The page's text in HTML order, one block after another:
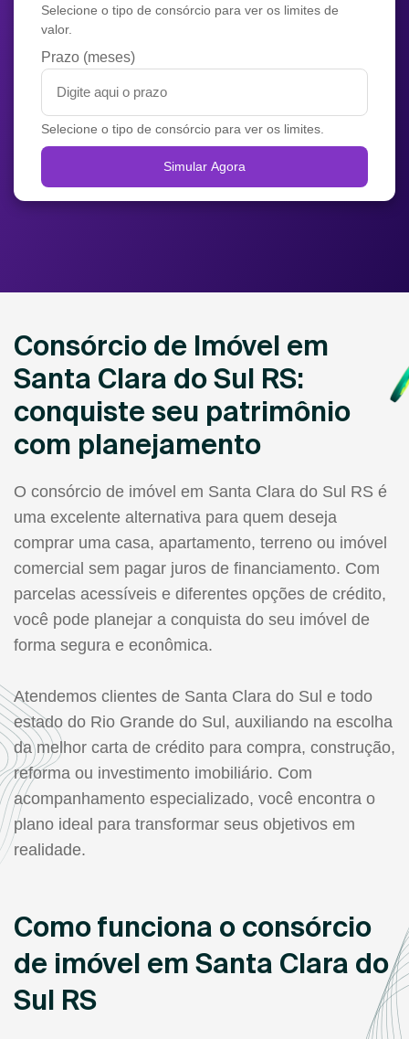
Selecione o tipo de consórcio para ver os limites de
valor.
Prazo (meses)
Selecione o tipo de consórcio para ver os limites.
Simular Agora
Consórcio de Imóvel em
Santa Clara do Sul RS:
conquiste seu patrimônio
com planejamento
O consórcio de imóvel em Santa Clara do Sul RS é
uma excelente alternativa para quem deseja
comprar uma casa, apartamento, terreno ou imóvel
comercial sem pagar juros de financiamento. Com
parcelas acessíveis e diferentes opções de crédito,
você pode planejar a conquista do seu imóvel de
forma segura e econômica.
Atendemos clientes de Santa Clara do Sul e todo
estado do Rio Grande do Sul, auxiliando na escolha
da melhor carta de crédito para compra, construção,
reforma ou investimento imobiliário. Com
acompanhamento especializado, você encontra o
plano ideal para transformar seus objetivos em
realidade.
Como funciona o consórcio
de imóvel em Santa Clara do
Sul RS